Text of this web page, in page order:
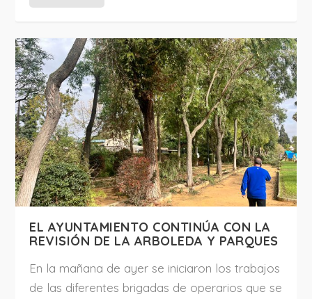
EL AYUNTAMIENTO CONTINÚA CON LA
REVISIÓN DE LA ARBOLEDA Y PARQUES
En la mañana de ayer se iniciaron los trabajos
de las diferentes brigadas de operarios que se